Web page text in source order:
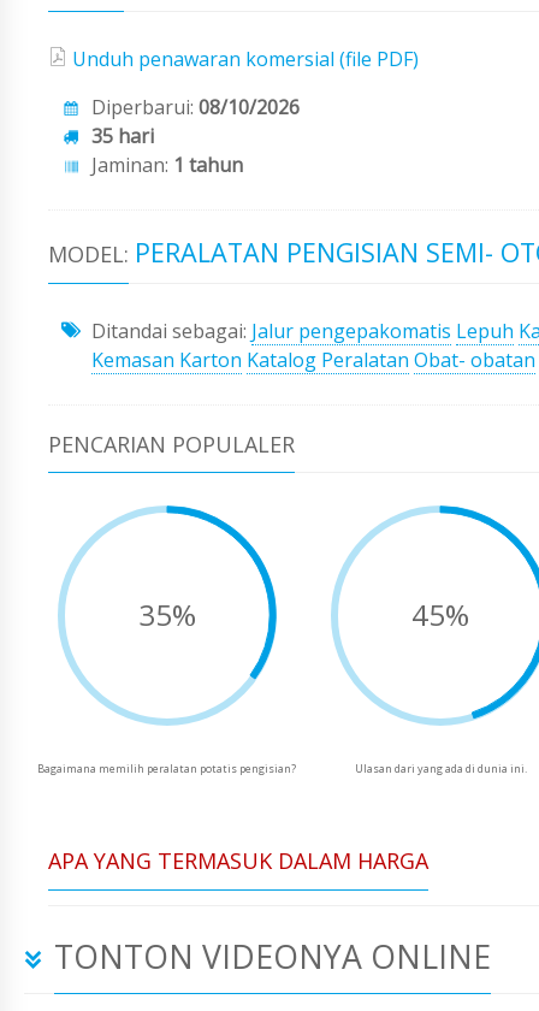
Unduh penawaran komersial (file PDF)
Diperbarui: 08/10/2026
35 hari
Jaminan: 1 tahun
MODEL: PERALATAN PENGISIAN SEMI-
Ditandai sebagai: Jalur pengepakomatis Lepuh
Kemasan Karton Katalog Peralatan Obat- obatan
PENCARIAN POPULALER
35%
Bagaimana memilih peralatan potatis pengisian?
45%
Ulasan dari yang ada di dunia ini.
APA YANG TERMASUK DALAM HARGA
TONTON VIDEONYA ONLINE